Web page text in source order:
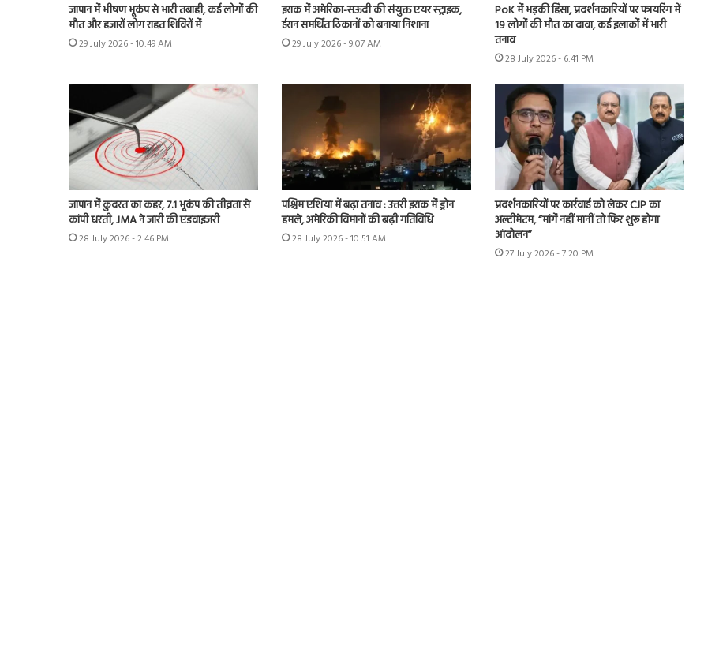
जापान में भीषण भूकंप से भारी तबाही, कई लोगों की
मौत और हजारों लोग राहत शिविरों में
29 July 2026 - 10:49 AM
इराक में अमेरिका-सऊदी की संयुक्त एयर स्ट्राइक,
ईरान समर्थित ठिकानों को बनाया निशाना
29 July 2026 - 9:07 AM
PoK में भड़की हिंसा, प्रदर्शनकारियों पर फायरिंग में
19 लोगों की मौत का दावा, कई इलाकों में भारी
तनाव
28 July 2026 - 6:41 PM
जापान में कुदरत का कहर, 7.1 भूकंप की तीव्रता से
कांपी धरती, JMA ने जारी की एडवाइजरी
28 July 2026 - 2:46 PM
पश्चिम एशिया में बढ़ा तनाव : उत्तरी इराक में ड्रोन
हमले, अमेरिकी विमानों की बढ़ी गतिविधि
28 July 2026 - 10:51 AM
प्रदर्शनकारियों पर कार्रवाई को लेकर CJP का
अल्टीमेटम, “मांगें नहीं मानीं तो फिर शुरू होगा
आंदोलन”
27 July 2026 - 7:20 PM